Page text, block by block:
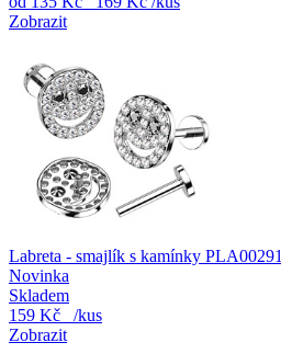
Zobrazit
Labreta - smajlík s kamínky PLA00291
Novinka
Skladem
159 Kč
/kus
Zobrazit